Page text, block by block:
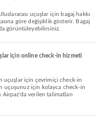
göre değişiklik gösterir. Bagaj
görüntüleyebilirsiniz.
için online check-in hizmeti
uçuşunuz için kolayca check-in
Airpaz'da verilen talimatları